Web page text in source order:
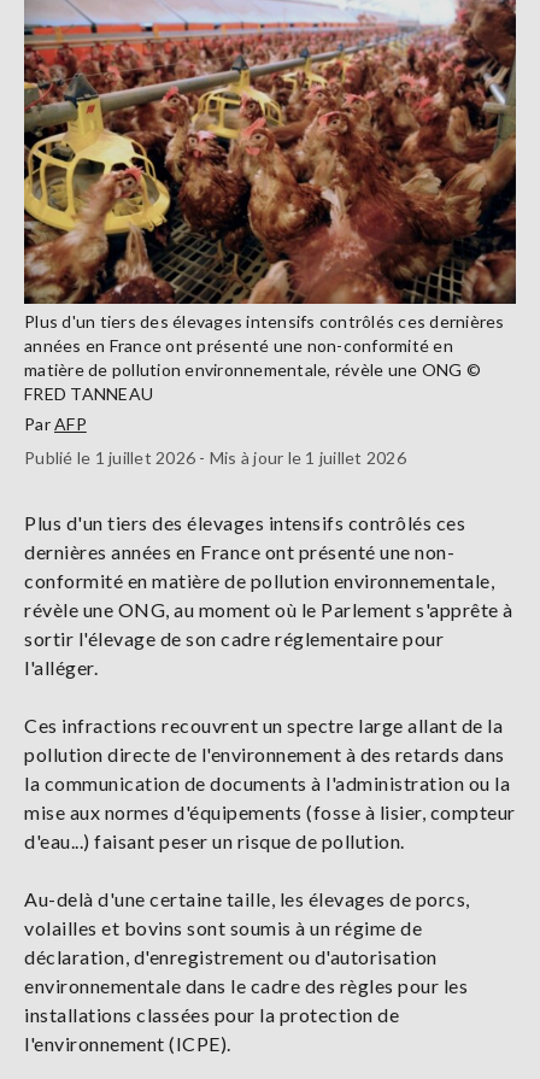
Plus d'un tiers des élevages intensifs contrôlés ces dernières
années en France ont présenté une non-conformité en
matière de pollution environnementale, révèle une ONG ©
FRED TANNEAU
ParAFP
Publié le 1 juillet 2026 - Mis à jour le 1 juillet 2026
Plus d'un tiers des élevages intensifs contrôlés ces
dernières années en France ont présenté une non-
conformité en matière de pollution environnementale,
révèle une ONG, au moment où le Parlement s'apprête à
sortir l'élevage de son cadre réglementaire pour
l'alléger.
Ces infractions recouvrent un spectre large allant de la
pollution directe de l'environnement à des retards dans
la communication de documents à l'administration ou la
mise aux normes d'équipements (fosse à lisier, compteur
d'eau...) faisant peser un risque de pollution.
Au-delà d'une certaine taille, les élevages de porcs,
volailles et bovins sont soumis à un régime de
déclaration, d'enregistrement ou d'autorisation
environnementale dans le cadre des règles pour les
installations classées pour la protection de
l'environnement (ICPE).